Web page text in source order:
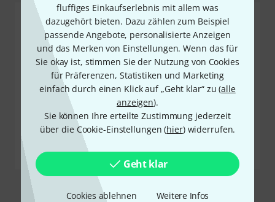
fluffiges Einkaufserlebnis mit allem was
dazugehört bieten. Dazu zählen zum Beispiel
passende Angebote, personalisierte Anzeigen
und das Merken von Einstellungen. Wenn das für
Sie okay ist, stimmen Sie der Nutzung von Cookies
für Präferenzen, Statistiken und Marketing
einfach durch einen Klick auf „Geht klar“ zu (alle
anzeigen).
Sie können Ihre erteilte Zustimmung jederzeit
über die Cookie-Einstellungen (hier) widerrufen.
Geht klar
Cookies ablehnen Weitere Infos
AKTUELL BELIEBT
Proco Rat 2 Distortion
BRANDNEU
Multiband Bass
VS.
Jetzt vergleichen